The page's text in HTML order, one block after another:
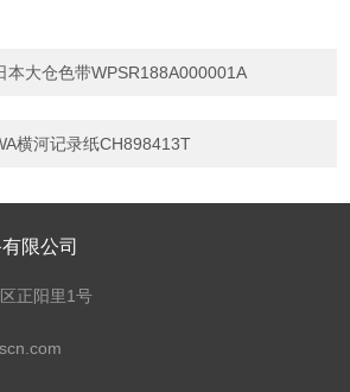
本大仓色带WPSR188A000001A
横河记录纸CH898413T
限公司
正阳里1号